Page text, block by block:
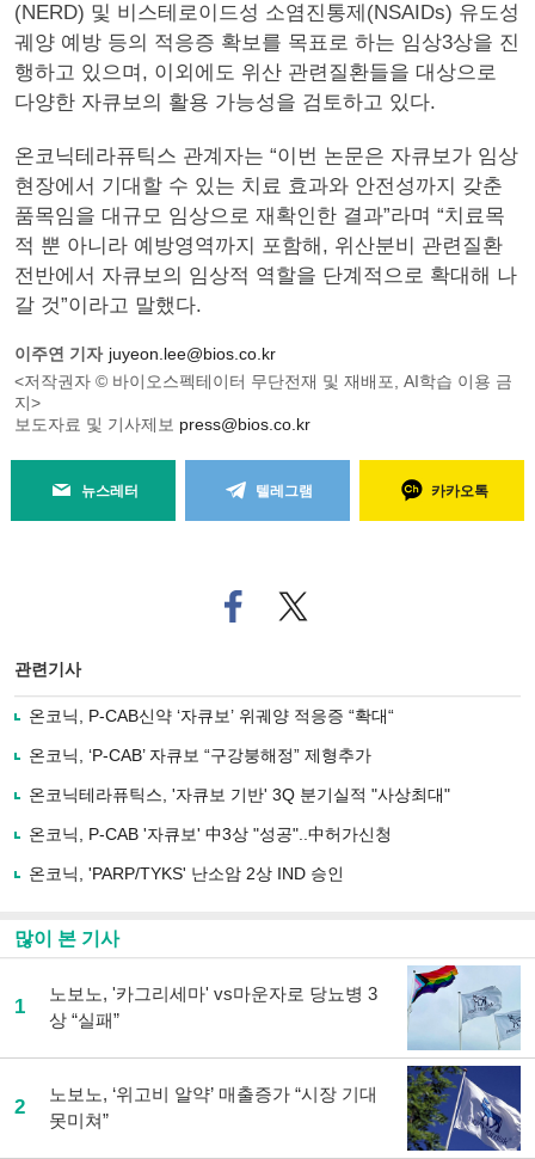
(NERD) 및 비스테로이드성 소염진통제(NSAIDs) 유도성
궤양 예방 등의 적응증 확보를 목표로 하는 임상3상을 진
행하고 있으며, 이외에도 위산 관련질환들을 대상으로
다양한 자큐보의 활용 가능성을 검토하고 있다.
온코닉테라퓨틱스 관계자는 “이번 논문은 자큐보가 임상
현장에서 기대할 수 있는 치료 효과와 안전성까지 갖춘
품목임을 대규모 임상으로 재확인한 결과”라며 “치료목
적 뿐 아니라 예방영역까지 포함해, 위산분비 관련질환
전반에서 자큐보의 임상적 역할을 단계적으로 확대해 나
갈 것”이라고 말했다.
이주연 기자 juyeon.lee@bios.co.kr
<저작권자 © 바이오스펙테이터 무단전재 및 재배포, AI학습 이용 금
지>
보도자료 및 기사제보 press@bios.co.kr
뉴스레터 텔레그램 카카오톡
페
이
로
기
사
유
기
트위
터로
관련기사
온코닉, P-CAB신약 ‘자큐보’ 위궤양 적응증 “확대“
온코닉, ‘P-CAB’ 자큐보 “구강붕해정” 제형추가
온코닉테라퓨틱스, '자큐보 기반' 3Q 분기실적 "사상최대"
온코닉, P-CAB '자큐보' 中3상 "성공"..中허가신청
온코닉, 'PARP/TYKS' 난소암 2상 IND 승인
많이 본 기사
1
노보노, '카그리세마' vs마운자로 당뇨병 3
상 “실패”
2
노보노, ‘위고비 알약’ 매출증가 “시장 기대
못미쳐”